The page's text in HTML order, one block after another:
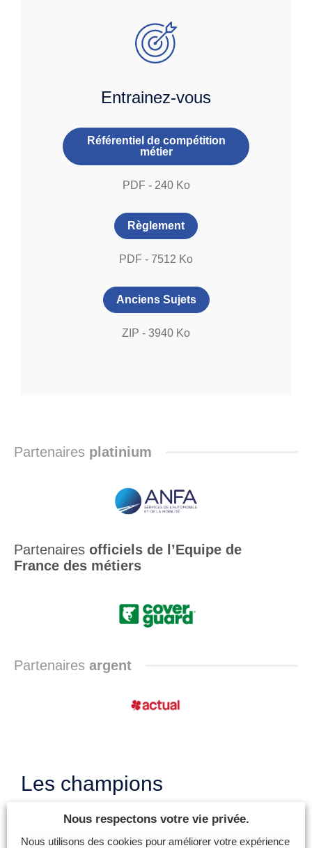
Entrainez-vous
Référentiel de compétition
métier
PDF - 240 Ko
Règlement
PDF - 7512 Ko
Anciens Sujets
ZIP - 3940 Ko
Partenaires platinium
Partenaires officiels de l’Equipe de
France des métiers
Partenaires argent
Les champions
Nous respectons votre vie privée.
Nous utilisons des cookies pour améliorer votre expérience